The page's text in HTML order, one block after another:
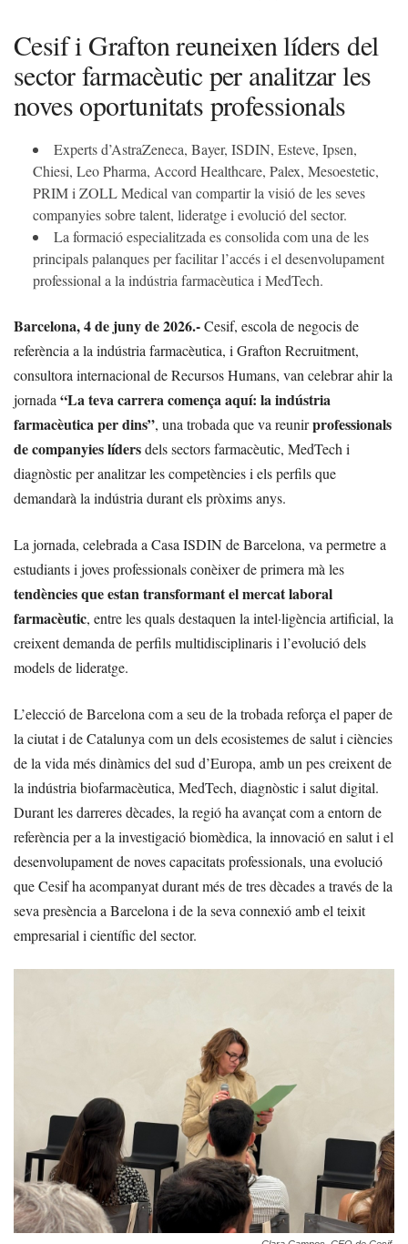
Cesif i Grafton reuneixen líders del
sector farmacèutic per analitzar les
noves oportunitats professionals
Experts d’AstraZeneca, Bayer, ISDIN, Esteve, Ipsen,
Chiesi, Leo Pharma, Accord Healthcare, Palex, Mesoestetic,
PRIM i ZOLL Medical van compartir la visió de les seves
companyies sobre talent, lideratge i evolució del sector.
La formació especialitzada es consolida com una de les
principals palanques per facilitar l’accés i el desenvolupament
professional a la indústria farmacèutica i MedTech.
Barcelona, 4 de juny de 2026.-Cesif, escola de negocis de
referència a la indústria farmacèutica, i Grafton Recruitment,
consultora internacional de Recursos Humans, van celebrar ahir la
jornada“La teva carrera comença aquí: la indústria
farmacèutica per dins”, una trobada que va reunirprofessionals
de companyies lídersdels sectors farmacèutic, MedTech i
diagnòstic per analitzar les competències i els perfils que
demandarà la indústria durant els pròxims anys.
La jornada, celebrada a Casa ISDIN de Barcelona, va permetre a
estudiants i joves professionals conèixer de primera mà les
tendències que estan transformant el mercat laboral
farmacèutic, entre les quals destaquen la intel·ligència artificial, la
creixent demanda de perfils multidisciplinaris i l’evolució dels
models de lideratge.
L’elecció de Barcelona com a seu de la trobada reforça el paper de
la ciutat i de Catalunya com un dels ecosistemes de salut i ciències
de la vida més dinàmics del sud d’Europa, amb un pes creixent de
la indústria biofarmacèutica, MedTech, diagnòstic i salut digital.
Durant les darreres dècades, la regió ha avançat com a entorn de
referència per a la investigació biomèdica, la innovació en salut i el
desenvolupament de noves capacitats professionals, una evolució
que Cesif ha acompanyat durant més de tres dècades a través de la
seva presència a Barcelona i de la seva connexió amb el teixit
empresarial i científic del sector.